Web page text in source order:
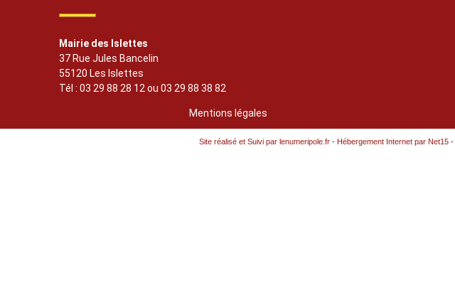
Mairie des Islettes
37 Rue Jules Bancelin
55120 Les Islettes
Tél : 03 29 88 28 12 ou 03 29 88 38 82
Mentions légales
Site réalisé et Suivi par lenumeripole.fr- Hébergement Internet par Net15-